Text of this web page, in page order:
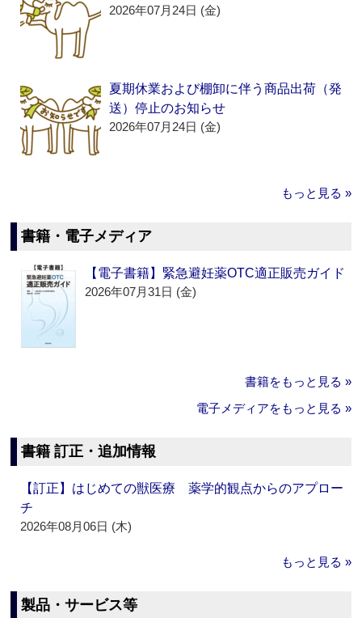
2026年07月24日 (金)
夏期休業および棚卸に伴う商品出荷（発
送）停止のお知らせ
2026年07月24日 (金)
もっと見る »
書籍・電子メディア
【電子書籍】緊急避妊薬OTC適正販売ガイド
2026年07月31日 (金)
書籍をもっと見る »
電子メディアをもっと見る »
書籍 訂正・追加情報
【訂正】はじめての獣医療 薬学的観点からのアプロー
チ
2026年08月06日 (木)
もっと見る »
製品・サービス等